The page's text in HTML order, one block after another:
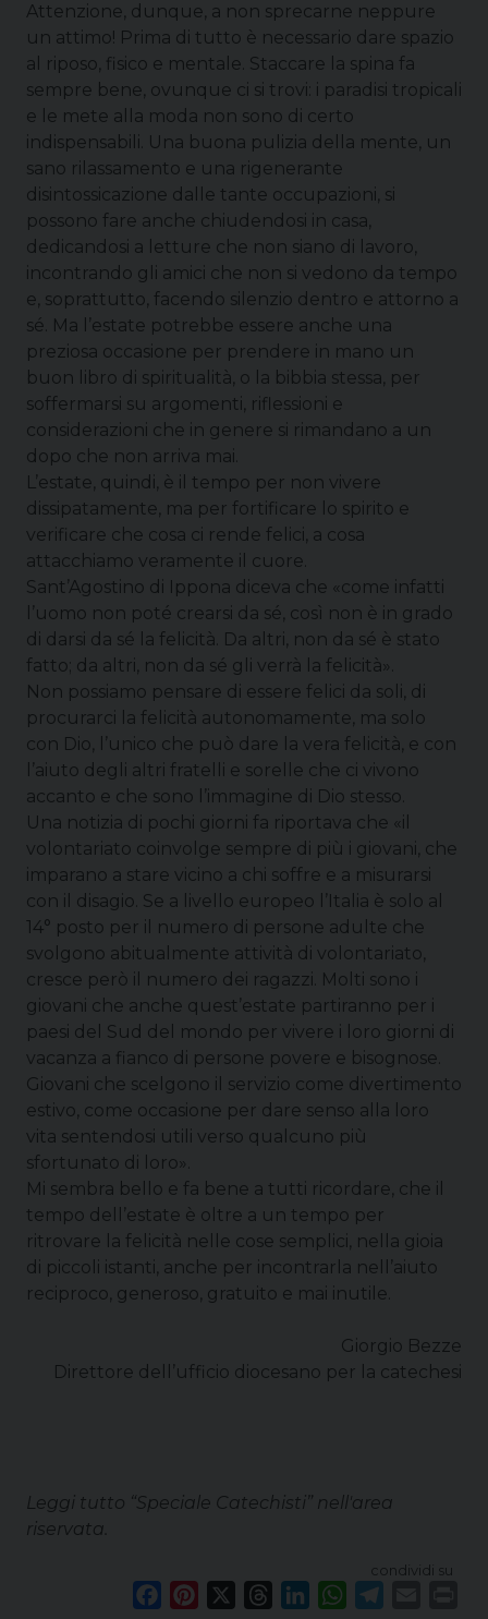
Attenzione, dunque, a non sprecarne neppure
un attimo! Prima di tutto è necessario dare spazio
al riposo, fisico e mentale. Staccare la spina fa
sempre bene, ovunque ci si trovi: i paradisi tropicali
e le mete alla moda non sono di certo
indispensabili. Una buona pulizia della mente, un
sano rilassamento e una rigenerante
disintossicazione dalle tante occupazioni, si
possono fare anche chiudendosi in casa,
dedicandosi a letture che non siano di lavoro,
incontrando gli amici che non si vedono da tempo
e, soprattutto, facendo silenzio dentro e attorno a
sé. Ma l’estate potrebbe essere anche una
preziosa occasione per prendere in mano un
buon libro di spiritualità, o la bibbia stessa, per
soffermarsi su argomenti, riflessioni e
considerazioni che in genere si rimandano a un
dopo che non arriva mai.
L’estate, quindi, è il tempo per non vivere
dissipatamente, ma per fortificare lo spirito e
verificare che cosa ci rende felici, a cosa
attacchiamo veramente il cuore.
Sant’Agostino di Ippona diceva che «come infatti
l’uomo non poté crearsi da sé, così non è in grado
di darsi da sé la felicità. Da altri, non da sé è stato
fatto; da altri, non da sé gli verrà la felicità».
Non possiamo pensare di essere felici da soli, di
procurarci la felicità autonomamente, ma solo
con Dio, l’unico che può dare la vera felicità, e con
l’aiuto degli altri fratelli e sorelle che ci vivono
accanto e che sono l’immagine di Dio stesso.
Una notizia di pochi giorni fa riportava che «il
volontariato coinvolge sempre di più i giovani, che
imparano a stare vicino a chi soffre e a misurarsi
con il disagio. Se a livello europeo l’Italia è solo al
14° posto per il numero di persone adulte che
svolgono abitualmente attività di volontariato,
cresce però il numero dei ragazzi. Molti sono i
giovani che anche quest’estate partiranno per i
paesi del Sud del mondo per vivere i loro giorni di
vacanza a fianco di persone povere e bisognose.
Giovani che scelgono il servizio come divertimento
estivo, come occasione per dare senso alla loro
vita sentendosi utili verso qualcuno più
sfortunato di loro».
Mi sembra bello e fa bene a tutti ricordare, che il
tempo dell’estate è oltre a un tempo per
ritrovare la felicità nelle cose semplici, nella gioia
di piccoli istanti, anche per incontrarla nell’aiuto
reciproco, generoso, gratuito e mai inutile.
Giorgio Bezze
Direttore dell’ufficio diocesano per la catechesi
Leggi tutto “Speciale Catechisti” nell'area
riservata.
condividi su
W